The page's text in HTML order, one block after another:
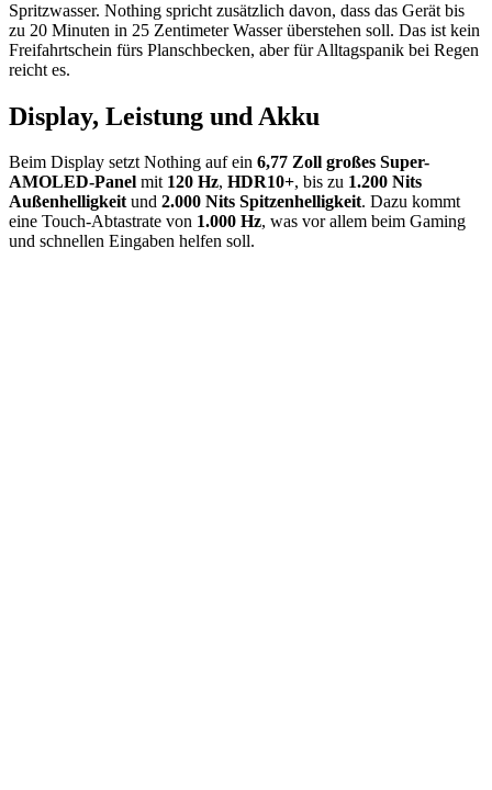
Spritzwasser. Nothing spricht zusätzlich davon, dass das Gerät bis
zu 20 Minuten in 25 Zentimeter Wasser überstehen soll. Das ist kein
Freifahrtschein fürs Planschbecken, aber für Alltagspanik bei Regen
reicht es.
Display, Leistung und Akku
Beim Display setzt Nothing auf ein 6,77 Zoll großes Super-
AMOLED-Panel mit 120 Hz, HDR10+, bis zu 1.200 Nits
Außenhelligkeitund 2.000 Nits Spitzenhelligkeit. Dazu kommt
eine Touch-Abtastrate von 1.000 Hz, was vor allem beim Gaming
und schnellen Eingaben helfen soll.